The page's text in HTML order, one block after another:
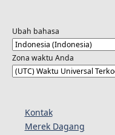
Ubah bahasa
Zona waktu Anda
Kontak
Merek Dagang